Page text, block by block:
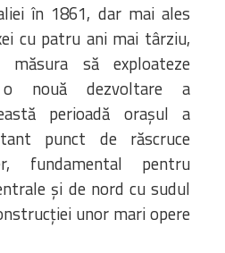
în 1861, dar mai ales
cu patru ani mai târziu,
să exploateze
nouă dezvoltare a
perioadă orașul a
punct de răscruce
fundamental pentru
și de nord cu sudul
unor mari opere